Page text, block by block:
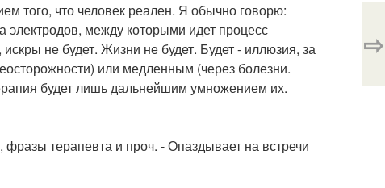
того, что человек реален. Я обычно говорю:
между которыми идет процесс
не будет. Жизни не будет. Будет - иллюзия, за
или медленным (через болезни.
будет лишь дальнейшим умножением их.
терапевта и проч. - Опаздывает на встречи
⇨